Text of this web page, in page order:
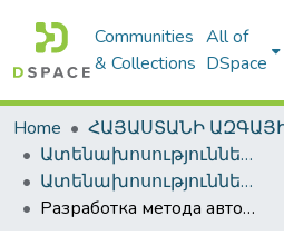
Communities
& Collections
All of
DSpace
Home
Ատենախոսություններ և սեղմագրեր / Theses & Abstracts
Ատենախոսություններ և սեղմագրեր / Theses & Abstracts
Разработка метода автоматизированного проектирования плоскопанельных фотопреобразователей солнечной энергии / Արևային էներգիայի ֆոտուլեկտրական հարթ պանելային կերպափոխիչների ավտոմատացված նախագծման մեթոդի մշակում / Development of automated design method for flat photovoltaic systems of solar energy